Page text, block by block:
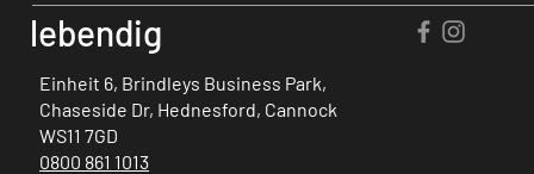
Einheit 6, Brindleys Business Park,
Chaseside Dr, Hednesford, Cannock
WS11 7GD
0800 861 1013
lebendig